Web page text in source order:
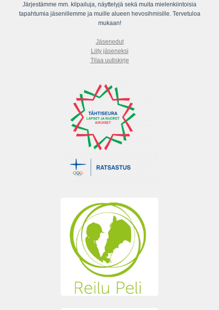
Järjestämme mm. kilpailuja, näyttelyjä sekä muita mielenkiintoisia
tapahtumia jäsenillemme ja muille alueen hevosihmisille. Tervetuloa
mukaan!
Jäsenedut
Liity jäseneksi
Tilaa uutiskirje